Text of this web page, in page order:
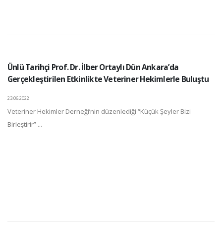
Ünlü Tarihçi Prof. Dr. İlber Ortaylı Dün Ankara’da
Gerçekleştirilen Etkinlikte Veteriner Hekimlerle Buluştu
23.06.2022
Veteriner Hekimler Derneği’nin düzenlediği “Küçük Şeyler Bizi
Birleştirir” ...